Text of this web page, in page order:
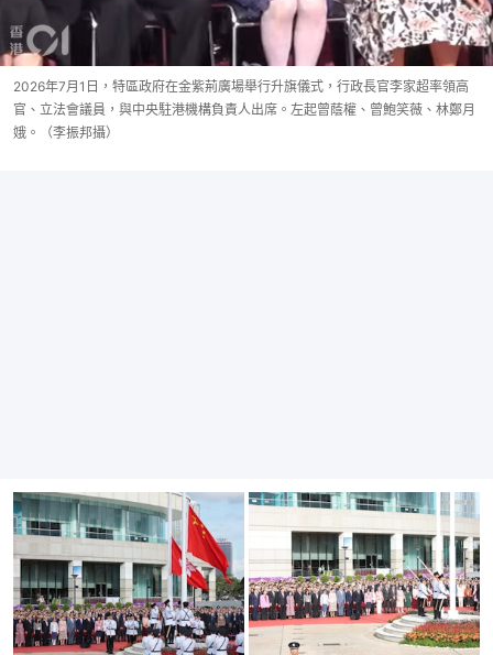
2026年7月1日，特區政府在金紫荊廣場舉行升旗儀式，行政長官李家超率領高
官、立法會議員，與中央駐港機構負責人出席。左起曾蔭權、曾鮑笑薇、林鄭月
娥。（李振邦攝）